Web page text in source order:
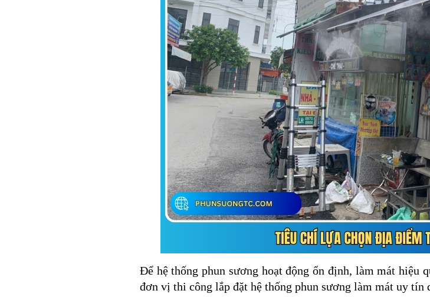
Để hệ thống phun sương hoạt động ổn định, làm mát hiệu
đơn vị thi công lắp đặt hệ thống phun sương làm mát uy tín